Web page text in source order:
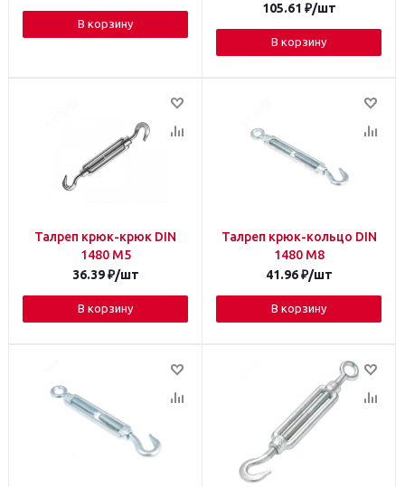
В корзину
105.61 ₽/шт
В корзину
Талреп крюк-крюк DIN
1480 М5
36.39₽/шт
В корзину
Талреп крюк-кольцо DIN
1480 М8
41.96₽/шт
В корзину